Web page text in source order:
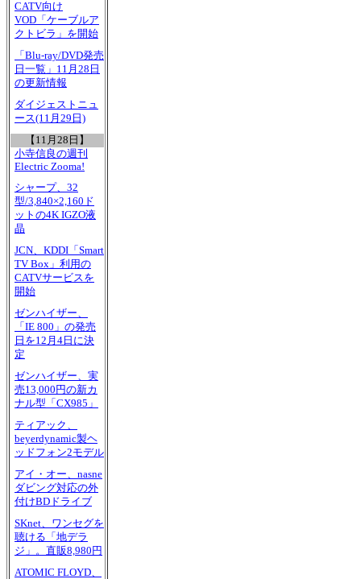
CATV向け
VOD「ケーブルア
クトビラ」を開始
「Blu-ray/DVD発売
日一覧」11月28日
の更新情報
ダイジェストニュ
ース(11月29日)
【11月28日】
小寺信良の週刊
Electric Zooma!
シャープ、32
型/3,840×2,160ド
ットの4K IGZO液
晶
JCN、KDDI「Smart
TV Box」利用の
CATVサービスを
開始
ゼンハイザー、
「IE 800」の発売
日を12月4日に決
定
ゼンハイザー、実
売13,000円の新カ
ナル型「CX985」
ティアック、
beyerdynamic製ヘ
ッドフォン2モデル
アイ・オー、nasne
ダビング対応の外
付けBDドライブ
SKnet、ワンセグを
聴ける「地デラ
ジ」。直販8,980円
ATOMIC FLOYD、